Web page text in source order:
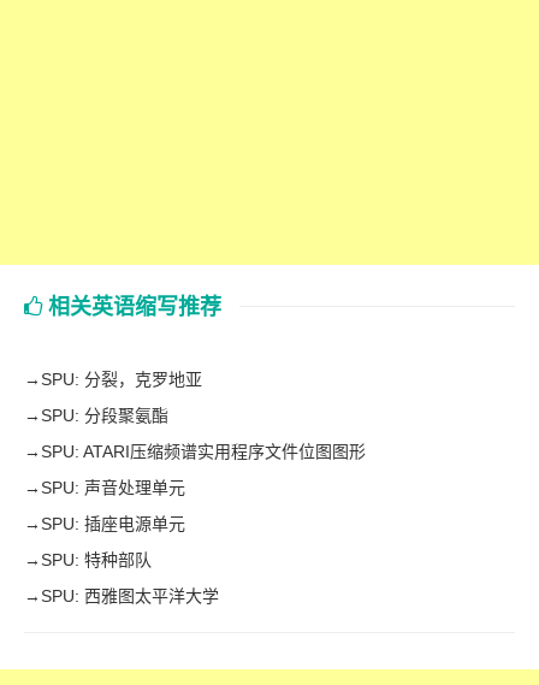
相关英语缩写推荐
→SPU: 分裂，克罗地亚
→SPU: 分段聚氨酯
→SPU: ATARI压缩频谱实用程序文件位图图形
→SPU: 声音处理单元
→SPU: 插座电源单元
→SPU: 特种部队
→SPU: 西雅图太平洋大学